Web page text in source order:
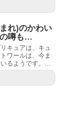
れ)のかわい
噂も…
キュアは、キュ
ワールは、今ま
るようです。...